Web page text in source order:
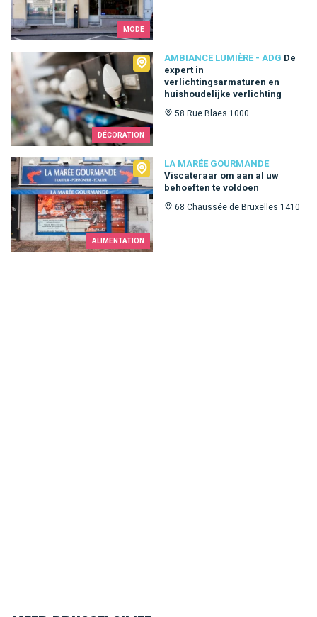
MODE
DÉCORATION
AMBIANCE LUMIÈRE - ADG De
expert in
verlichtingsarmaturen en
huishoudelijke verlichting
58 Rue Blaes 1000
Ambiance Lumière - ADG
ALIMENTATION
LA MARÉE GOURMANDE
Viscateraar om aan al uw
behoeften te voldoen
68 Chaussée de Bruxelles 1410
La Marée Gourmande